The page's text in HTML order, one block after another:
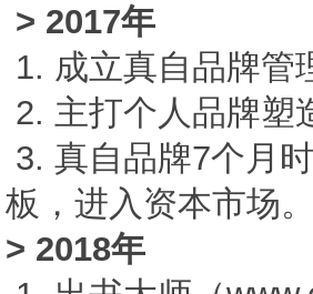
> 2017年
1. 成立真自品牌
2. 主打个人品牌
3. 真自品牌7个月
板，进入资本市场。
> 2018年